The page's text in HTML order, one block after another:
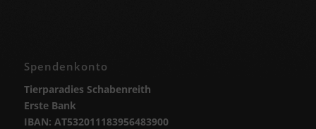
Spendenkonto
Tierparadies Schabenreith
Erste Bank
IBAN: AT532011183956483900